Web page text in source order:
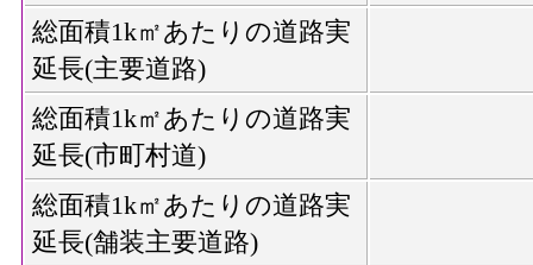
総面積1k㎡あたりの道路実
延長(主要道路)
総面積1k㎡あたりの道路実
延長(市町村道)
総面積1k㎡あたりの道路実
延長(舗装主要道路)